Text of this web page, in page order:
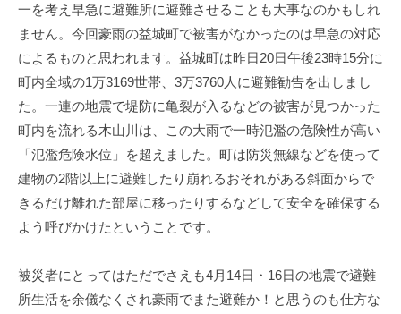
一を考え早急に避難所に避難させることも大事なのかもしれ
ません。今回豪雨の益城町で被害がなかったのは早急の対応
によるものと思われます。益城町は昨日20日午後23時15分に
町内全域の1万3169世帯、3万3760人に避難勧告を出しまし
た。一連の地震で堤防に亀裂が入るなどの被害が見つかった
町内を流れる木山川は、この大雨で一時氾濫の危険性が高い
「氾濫危険水位」を超えました。町は防災無線などを使って
建物の2階以上に避難したり崩れるおそれがある斜面からで
きるだけ離れた部屋に移ったりするなどして安全を確保する
よう呼びかけたということです。
被災者にとってはただでさえも4月14日・16日の地震で避難
所生活を余儀なくされ豪雨でまた避難か！と思うのも仕方な